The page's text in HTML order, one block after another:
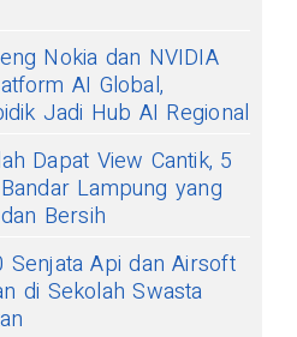
Nokia dan NVIDIA
AI Global,
Jadi Hub AI Regional
Dapat View Cantik, 5
Lampung yang
Bersih
Senjata Api dan Airsoft
di Sekolah Swasta